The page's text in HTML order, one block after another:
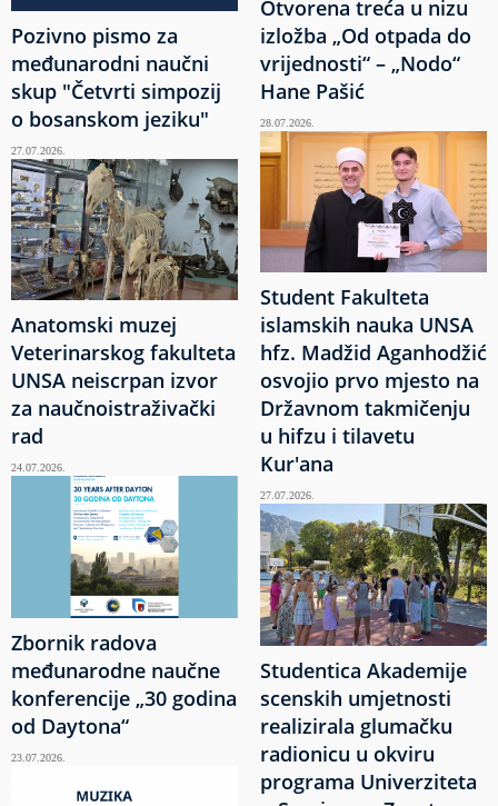
Pozivno pismo za
međunarodni naučni
skup "Četvrti simpozij
o bosanskom jeziku"
27.07.2026.
Anatomski muzej
Veterinarskog fakulteta
UNSA neiscrpan izvor
za naučnoistraživački
rad
24.07.2026.
Zbornik radova
međunarodne naučne
konferencije „30 godina
od Daytona“
23.07.2026.
Otvorena treća u nizu
izložba „Od otpada do
vrijednosti“ – „Nodo“
Hane Pašić
28.07.2026.
Student Fakulteta
islamskih nauka UNSA
hfz. Madžid Aganhodžić
osvojio prvo mjesto na
Državnom takmičenju
u hifzu i tilavetu
Kur'ana
27.07.2026.
Studentica Akademije
scenskih umjetnosti
realizirala glumačku
radionicu u okviru
programa Univerziteta